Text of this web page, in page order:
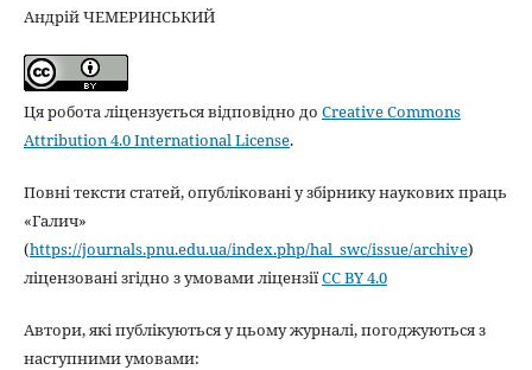
Андрій ЧЕМЕРИНСЬКИЙ
Ця робота ліцензується відповідно до Creative Commons
Attribution 4.0 International License.
Повні тексти статей, опубліковані у збірнику наукових праць
«Галич»
(https://journals.pnu.edu.ua/index.php/hal_swc/issue/archive)
ліцензовані згідно з умовами ліцензіїCC BY 4.0
Автори, які публікуються у цьому журналі, погоджуються з
наступними умовами: